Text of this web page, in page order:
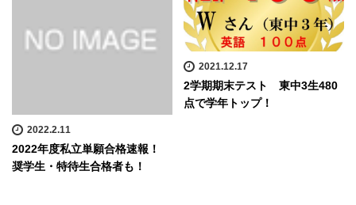
2022.2.11
2022年度私立単願合格速報！
奨学生・特待生合格者も！
2021.12.17
2学期期末テスト 東中3生480
点で学年トップ！